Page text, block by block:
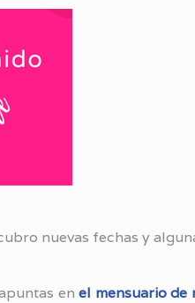
nuevas fechas y
en el mensuario de